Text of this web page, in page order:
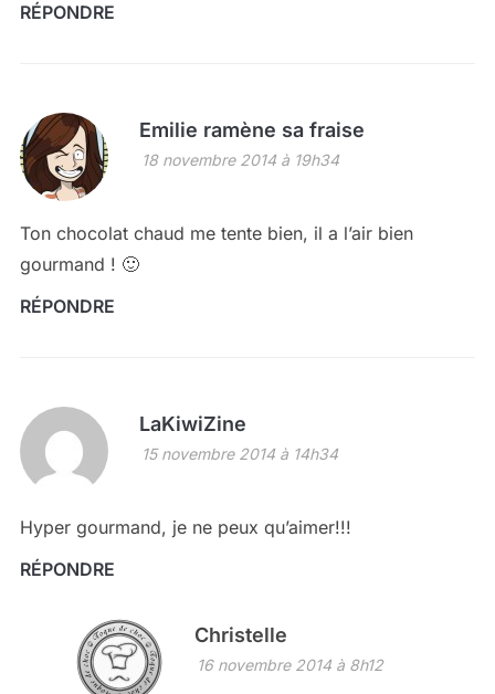
RÉPONDRE
Emilie ramène sa fraise
18 novembre 2014 à 19h34
Ton chocolat chaud me tente bien, il a l’air bien
gourmand ! 🙂
RÉPONDRE
LaKiwiZine
15 novembre 2014 à 14h34
Hyper gourmand, je ne peux qu’aimer!!!
RÉPONDRE
Christelle
16 novembre 2014 à 8h12